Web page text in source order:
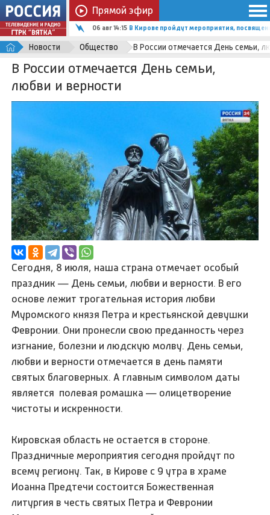
Прямой эфир
06 авг 14:15 В Кирове пройдут мероприятия,
Новости Общество В России отмечается День семьи,
В России отмечается День семьи,
любви и верности
Сегодня, 8 июля, наша страна отмечает особый
праздник — День семьи, любви и верности. В его
основе лежит трогательная история любви
Муромского князя Петра и крестьянской девушки
Февронии. Они пронесли свою преданность через
изгнание, болезни и людскую молву. День семьи,
любви и верности отмечается в день памяти
святых благоверных. А главным символом даты
является полевая ромашка — олицетворение
чистоты и искренности.
Кировская область не остается в стороне.
Праздничные мероприятия сегодня пройдут по
всему региону. Так, в Кирове с 9 утра в храме
Иоанна Предтечи состоится Божественная
литургия в честь святых Петра и Февронии